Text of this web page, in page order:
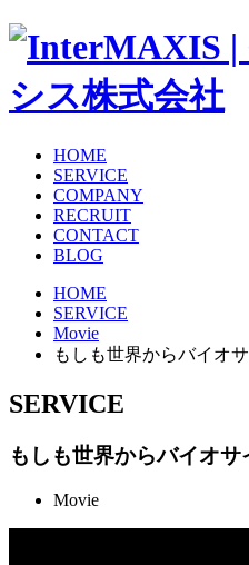
HOME
SERVICE
COMPANY
RECRUIT
CONTACT
BLOG
HOME
SERVICE
Movie
もしも世界からバイオ
SERVICE
もしも世界からバイオ
Movie